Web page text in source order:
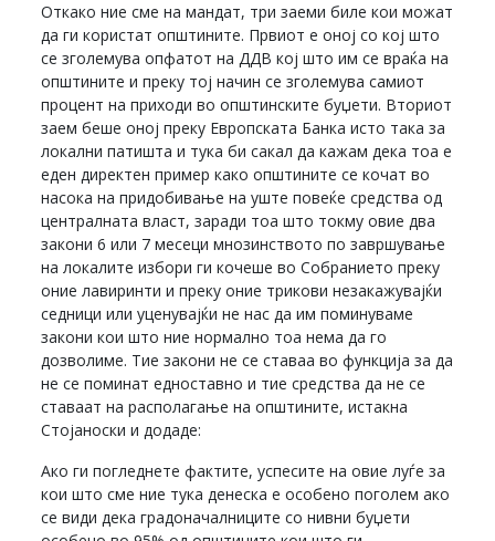
Откако ние сме на мандат, три заеми биле кои можат
да ги користат општините. Првиот е оној со кој што
се зголемува опфатот на ДДВ кој што им се враќа на
општините и преку тој начин се зголемува самиот
процент на приходи во општинските буџети. Вториот
заем беше оној преку Европската Банка исто така за
локални патишта и тука би сакал да кажам дека тоа е
еден директен пример како општините се кочат во
насока на придобивање на уште повеќе средства од
централната власт, заради тоа што токму овие два
закони 6 или 7 месеци мнозинството по завршување
на локалите избори ги кочеше во Собранието преку
оние лавиринти и преку оние трикови незакажувајќи
седници или уценувајќи не нас да им поминуваме
закони кои што ние нормално тоа нема да го
дозволиме. Тие закони не се ставаа во функција за да
не се поминат едноставно и тие средства да не се
ставаат на располагање на општините, истакна
Стојаноски и додаде:
Ако ги погледнете фактите, успесите на овие луѓе за
кои што сме ние тука денеска е особено поголем ако
се види дека градоначалниците со нивни буџети